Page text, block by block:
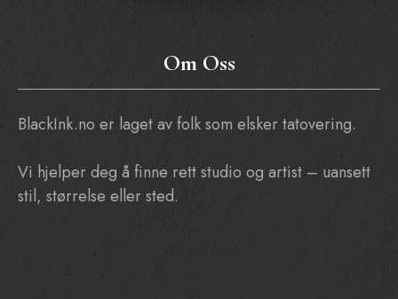
Om Oss
BlackInk.no er laget av folk som elsker tatovering.
Vi hjelper deg å finne rett studio og artist – uansett
stil, størrelse eller sted.